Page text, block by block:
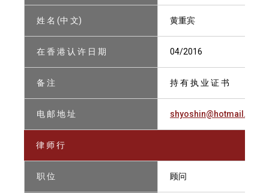
姓 名 (中 文) 黄重宾
在 香 港 认 许 日 期 04/2016
备 注 持 有 执 业 证 书
电 邮 地 址 shyoshin@hotmail.com
律 师 行
职 位 顾问